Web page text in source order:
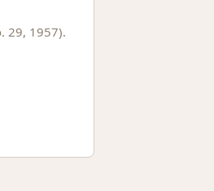
29, 1957).